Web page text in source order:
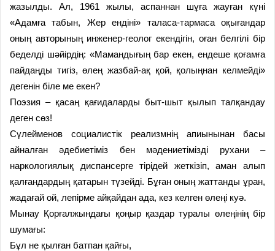
жазылды. Ал, 1961 жылы, аспаннан шұға жауған күні
«Адамға табын, Жер ендіні» таласа-тармаса оқығандар
оның авторының инженер-геолог екендігін, оған белгілі бір
беделді шәйірдің: «Мамандығың бар екен, ендеше қоғамға
пайдаңды тигіз, өлең жазбай-ақ қой, қолыңнан келмейді»
дегенін біле ме екен?
Поэзия – қасаң қағидаларды быт-шыт қылып талқандау
деген сөз!
Сүлейменов социалистік реализмнің апиынынан басы
айналған әдебиетіміз бен мәдениетімізді рухани –
наркологиялық диспансерге тірідей жеткізіп, аман алып
қалғандардың қатарын түзейді. Бұған оның жаттанды ұран,
жадағай ой, лепірме айқайдан ада, кез келген өлеңі куә.
Мынау Қорғалжындағы қоңыр қаздар туралы өлеңінің бір
шумағы:
Бұл не қылған батпан қайғы,